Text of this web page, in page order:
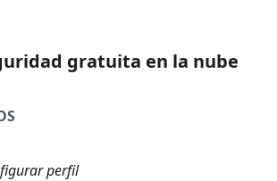
gratuita en la nube
perfil